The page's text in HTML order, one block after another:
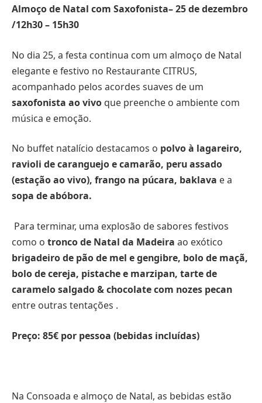
Almoço de Natal com Saxofonista– 25 de dezembro
/12h30 – 15h30
No dia 25, a festa continua com um almoço de Natal
elegante e festivo no Restaurante CITRUS,
acompanhado pelos acordes suaves de um
saxofonista ao vivo que preenche o ambiente com
música e emoção.
No buffet natalício destacamos o polvo à lagareiro,
ravioli de caranguejo e camarão, peru assado
(estação ao vivo), frango na púcara, baklava e a
sopa de abóbora.
Para terminar, uma explosão de sabores festivos
como o tronco de Natal da Madeira ao exótico
brigadeiro de pão de mel e gengibre, bolo de maçã,
bolo de cereja, pistache e marzipan, tarte de
caramelo salgado & chocolate com nozes pecan
entre outras tentações .
Preço: 85€ por pessoa (bebidas incluídas)
Na Consoada e almoço de Natal, as bebidas estão